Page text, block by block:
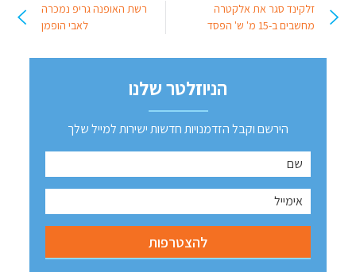
זלקינד סגר את אלקטרה
מחשבים ב-15 מ' ש' הפסד
רשת האופנה גריפ נמכרה
לאבי הופמן
הניוזלטר שלנו
הירשם וקבל הזדמנויות חדשות ישירות למייל שלך